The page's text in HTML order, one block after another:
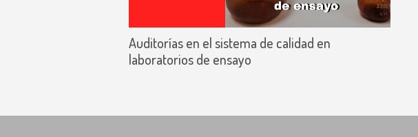
Auditorías en el sistema de calidad en
laboratorios de ensayo